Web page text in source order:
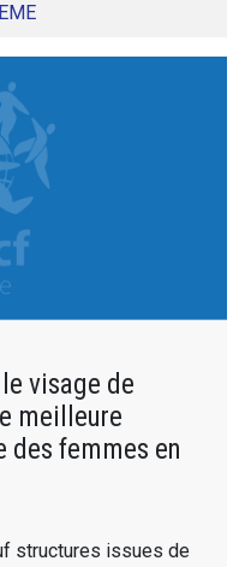
visage de
meilleure
des femmes en
structures issues de